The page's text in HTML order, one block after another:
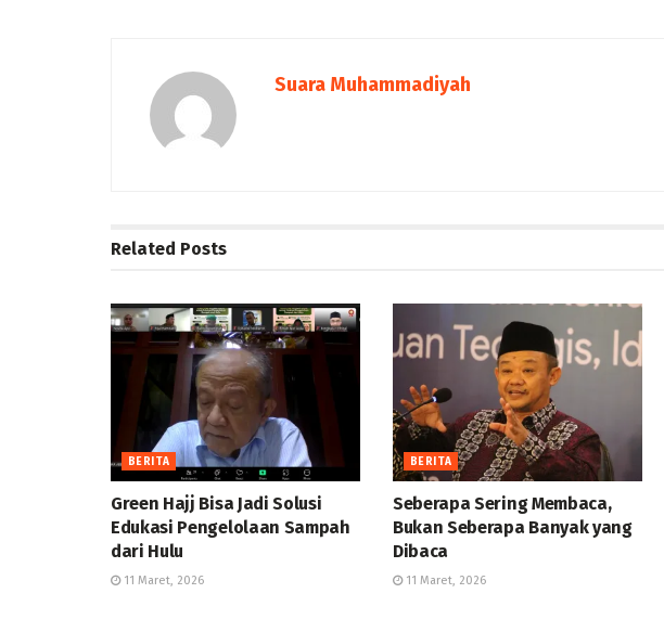
Suara Muhammadiyah
Related Posts
BERITA
Green Hajj Bisa Jadi Solusi
Edukasi Pengelolaan Sampah
dari Hulu
11 Maret, 2026
BERITA
Seberapa Sering Membaca,
Bukan Seberapa Banyak yang
Dibaca
11 Maret, 2026